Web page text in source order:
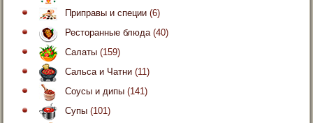
Приправы и специи (6)
Ресторанные блюда(40)
Салаты (159)
Сальса и Чатни (11)
Соусы и дипы (141)
Супы (101)